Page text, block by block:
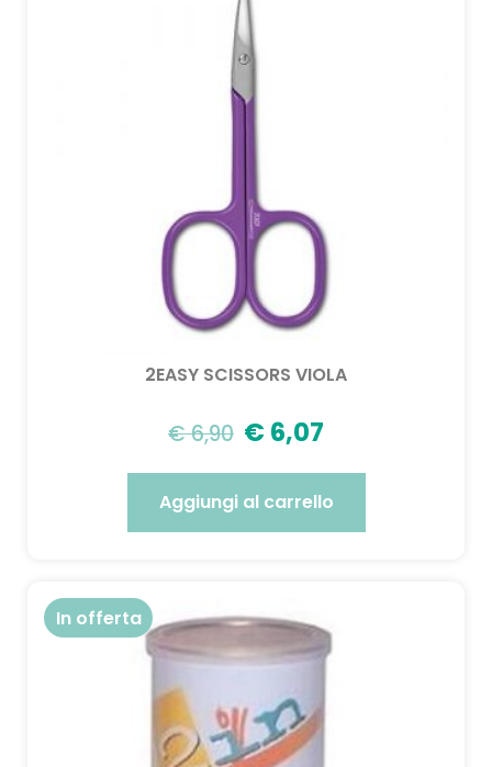
2EASY SCISSORS VIOLA
€6,90 € 6,07
Aggiungi al carrello
In offerta